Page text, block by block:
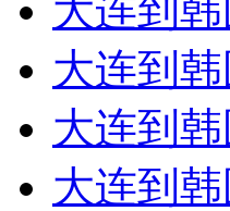
大连到
大连到
大连到
大连到